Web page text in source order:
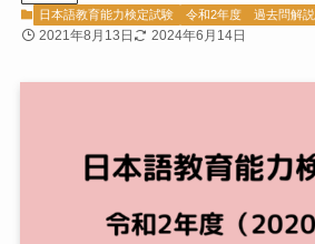
日本語教育能力検定試験 令和2年度 過去問解説
2021年8月13日 2024年6月14日